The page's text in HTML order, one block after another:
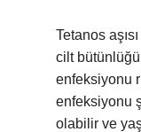
Tetanos
cilt
enfeksiyonu
enfeksiyonu
olabilir ve